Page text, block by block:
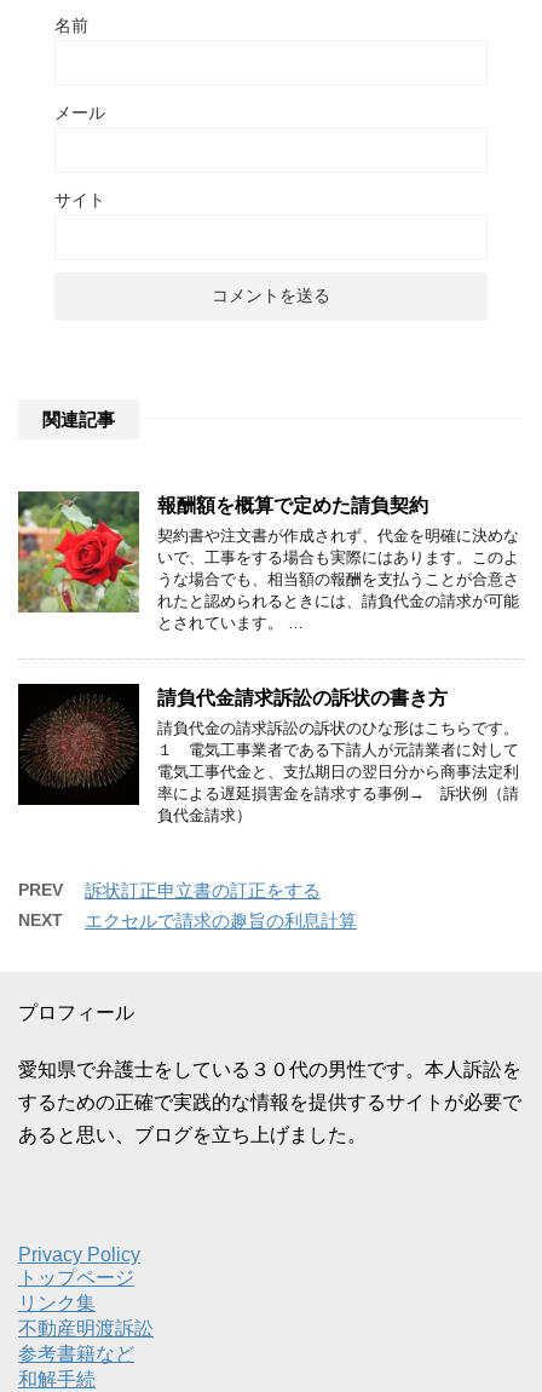
名前
メール
サイト
関連記事
報酬額を概算で定めた請負契約
契約書や注文書が作成されず、代金を明確に決めな
いで、工事をする場合も実際にはあります。このよ
うな場合でも、相当額の報酬を支払うことが合意さ
れたと認められるときには、請負代金の請求が可能
とされています。 …
請負代金請求訴訟の訴状の書き方
請負代金の請求訴訟の訴状のひな形はこちらです。
１ 電気工事業者である下請人が元請業者に対して
電気工事代金と、支払期日の翌日分から商事法定利
率による遅延損害金を請求する事例→ 訴状例（請
負代金請求）
PREV 訴状訂正申立書の訂正をする
NEXT エクセルで請求の趣旨の利息計算
プロフィール
愛知県で弁護士をしている３０代の男性です。本人訴訟を
するための正確で実践的な情報を提供するサイトが必要で
あると思い、ブログを立ち上げました。
Privacy Policy
トップページ
リンク集
不動産明渡訴訟
参考書籍など
和解手続